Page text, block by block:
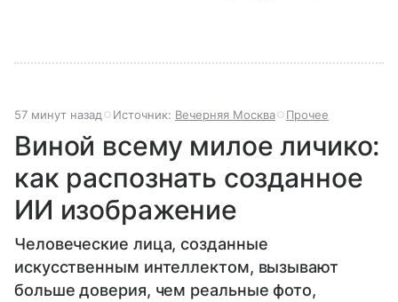
57 минут назад Источник: Вечерняя Москва Прочее
Виной всему милое личико:
как распознать созданное
ИИ изображение
Человеческие лица, созданные
искусственным интеллектом, вызывают
больше доверия, чем реальные фото,